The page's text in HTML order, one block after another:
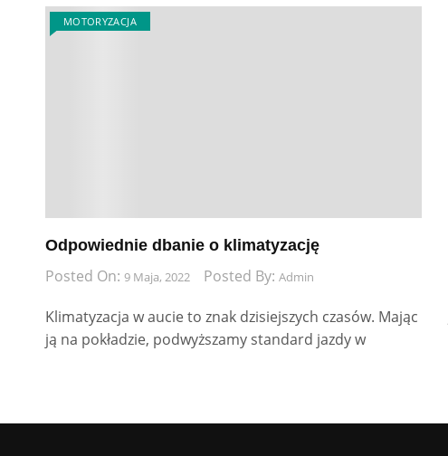
MOTORYZACJA
Odpowiednie dbanie o klimatyzację
Posted On: 9 Maja, 2022 Posted By: Admin
Klimatyzacja w aucie to znak dzisiejszych czasów. Mając
ją na pokładzie, podwyższamy standard jazdy w